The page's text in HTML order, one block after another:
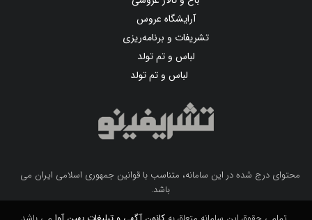
آرایشگاه عروس
تشریفات و برنامه‌ریزی
لباس و تم تولد
لباس و تم تولد
محتوای درج شده در این سامانه، متناسب با قوانین جمهوری اسلامی ایران می
باشد.